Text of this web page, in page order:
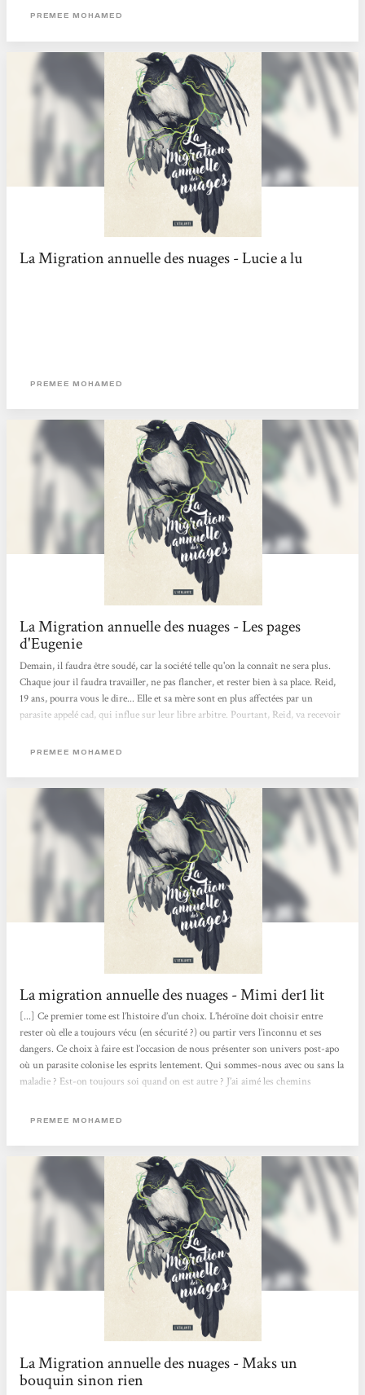
omniprésents, portés par des réflexions poignantes, comme celle d’Henryk, le
construire...
PREMEE MOHAMED
La Migration annuelle des nuages - Lucie a lu
PREMEE MOHAMED
La Migration annuelle des nuages - Les pages
d'Eugenie
Demain, il faudra être soudé, car la société telle qu'on la connaît ne sera plus.
Chaque jour il faudra travailler, ne pas flancher, et rester bien à sa place. Reid,
19 ans, pourra vous le dire... Elle et sa mère sont en plus affectées par un
parasite appelé cad, qui influe sur leur libre arbitre. Pourtant, Reid, va recevoir
demain qui ne ressemble plus en rien à aujourd'hui, cette lettre est-elle une
Entre obligations familiales, désir de découverte,...
PREMEE MOHAMED
La migration annuelle des nuages - Mimi der1 lit
[...] Ce premier tome est l’histoire d’un choix. L’héroïne doit choisir entre
rester où elle a toujours vécu (en sécurité ?) ou partir vers l’inconnu et ses
dangers. Ce choix à faire est l’occasion de nous présenter son univers post-apo
où un parasite colonise les esprits lentement. Qui sommes-nous avec ou sans la
maladie ? Est-on toujours soi quand on est autre ? J’ai aimé les chemins
qui nous attend dans la suite de ce premier tome, clairement introductif. Mais
PREMEE MOHAMED
La Migration annuelle des nuages - Maks un
bouquin sinon rien